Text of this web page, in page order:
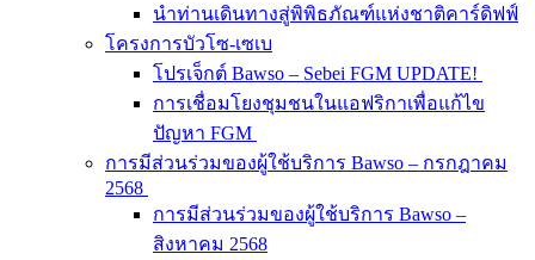
นำท่านเดินทางสู่พิพิธภัณฑ์แห่งชาติคาร์ดิฟฟ์
โครงการบัวโซ-เซเบ
โปรเจ็กต์ Bawso – Sebei FGM UPDATE!
การเชื่อมโยงชุมชนในแอฟริกาเพื่อแก้ไข
ปัญหา FGM
การมีส่วนร่วมของผู้ใช้บริการ Bawso – กรกฎาคม
2568
การมีส่วนร่วมของผู้ใช้บริการ Bawso –
สิงหาคม 2568